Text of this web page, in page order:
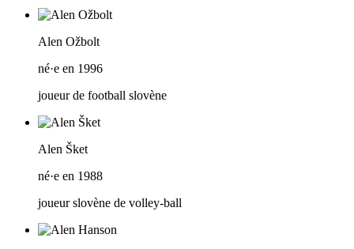
Alen Ožbolt
né·e en 1996
joueur de football slovène
Alen Šket
né·e en 1988
joueur slovène de volley-ball